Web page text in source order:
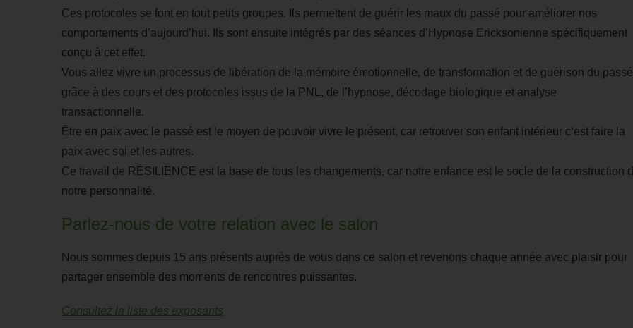
Ces protocoles se font en tout petits groupes. Ils permettent de guérir les maux du passé pour améliorer nos
comportements d’aujourd’hui. Ils sont ensuite intégrés par des séances d’Hypnose Ericksonienne spécifiquement
conçu à cet effet.
Vous allez vivre un processus de libération de la mémoire émotionnelle, de transformation et de guérison du
grâce à des cours et des protocoles issus de la PNL, de l’hypnose, décodage biologique et analyse
transactionnelle.
Être en paix avec le passé est le moyen de pouvoir vivre le présent, car retrouver son enfant intérieur c‘est faire la
paix avec soi et les autres.
Ce travail de RÉSILIENCE est la base de tous les changements, car notre enfance est le socle de la construction
notre personnalité.
Parlez-nous de votre relation avec le salon
Nous sommes depuis 15 ans présents auprès de vous dans ce salon et revenons chaque année avec plaisir pour
partager ensemble des moments de rencontres puissantes.
Consultez la liste des exposants